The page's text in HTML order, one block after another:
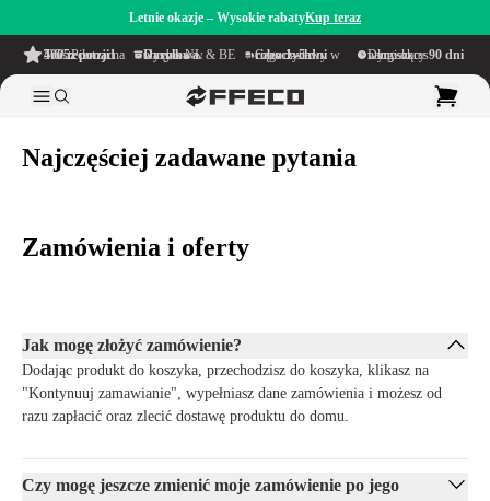
Letnie okazje – Wysokie rabatyKup teraz
4.6/5
z ponad 500 recenzji
na TrustPilot Darmowa wysyłka
w obrębie NL & BE Czas dostawy w ciągu
1–5 dni roboczych Długi okres namysłu wynoszący90 dni
Najczęściej zadawane pytania
Zamówienia i oferty
Jak mogę złożyć zamówienie?
Dodając produkt do koszyka, przechodzisz do koszyka, klikasz na
"Kontynuuj zamawianie", wypełniasz dane zamówienia i możesz od
razu zapłacić oraz zlecić dostawę produktu do domu.
Czy mogę jeszcze zmienić moje zamówienie po jego